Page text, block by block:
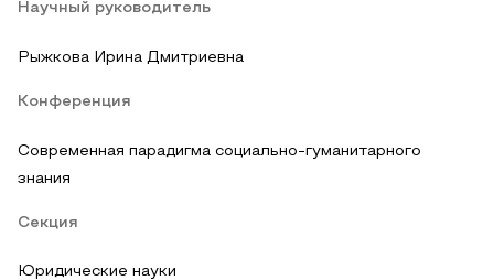
Научный руководитель
Рыжкова Ирина Дмитриевна
Конференция
Современная парадигма социально-гуманитарного
знания
Секция
Юридические науки